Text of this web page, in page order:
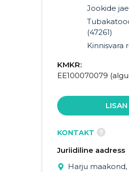
Jookide
(47261)
Kinnisvara
KMKR:
EE100070079
KONTAKT ?
Juriidiline aadress
Harju maakond,